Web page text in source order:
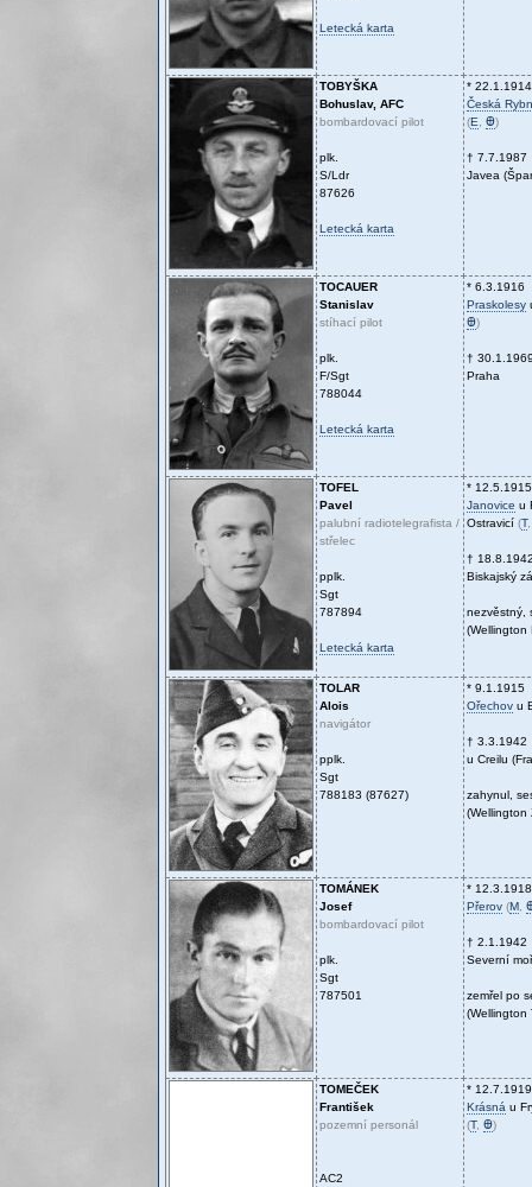
Letecká karta
TOBYŠKA
Bohuslav, AFC
bombardovací pilot
plk.
S/Ldr
87626
Letecká karta
* 22.1.1914
Česká
(E Ꚛ)
† 7.7.1987
Javea
TOCAUER
Stanislav
stíhací pilot
plk.
F/Sgt
788044
Letecká karta
* 6.3.1916
Praskolesy
Ꚛ)
†
Praha
TOFEL
Pavel
palubní radiotelegrafista /
střelec
pplk.
Sgt
787894
Letecká karta
* 12.5.1915
Janovice u
Ostravicí (T
†
Biskajský
nezvěstný,
(Wellington
TOLAR
Alois
navigátor
pplk.
Sgt
788183 (87627)
* 9.1.1915
Ořechov u
† 3.3.1942
u Creilu
zahynul,
(Wellington
TOMÁNEK
Josef
bombardovací pilot
plk.
Sgt
787501
* 12.3.1918
Přerov (M
† 2.1.1942
Severní
zemřel po
(Wellington
TOMEČEK
František
pozemní personál
AC2
* 12.7.1919
Krásná u
(T, Ꚛ)